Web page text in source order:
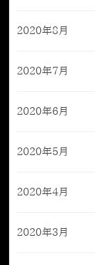
2020年8月
2020年7月
2020年6月
2020年5月
2020年4月
2020年3月